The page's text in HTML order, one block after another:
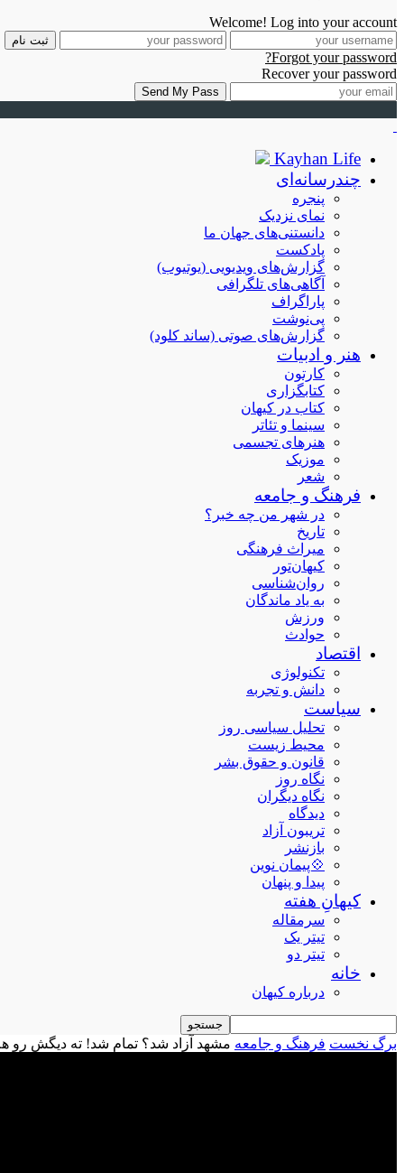
Welcome! Log into your account
Forgot your password?
Recover your password
Kayhan Life
چندرسانه‌ای
پنجره
نمای نزدیک
دانستنی‌های جهان ما
پادکست
گزارش‌های ویدیویی (یوتیوب)
آگاهی‌های تلگرافی
پاراگراف
پی‌نوشت
گزارش‌های صوتی (ساند کلود)
هنر و ادبیات
کارتون
کتابگزاری
کتاب در کیهان
سینما و تئاتر
هنرهای تجسمی
موزیک
شعر
فرهنگ و جامعه
در شهر من چه خبر؟
تاریخ
میراث فرهنگی
کیهان‌تور
روان‌شناسی
به یاد ماندگان
ورزش
حوادث
اقتصاد
تکنولوژی
دانش و تجربه
سیاست
تحلیل سیاسی روز
محیط زیست
قانون و حقوق بشر
نگاه روز
نگاه دیگران
دیدگاه
تریبون آزاد
بازنشر
💠پیمان نوین
پیدا و پنهان
کیهانِ هفته
سرمقاله
تیتر یک
تیتر دو
خانه
درباره کیهان
برگ نخست فرهنگ و جامعه مشهد آزاد شد؟ تمام شد! ته دیگش رو